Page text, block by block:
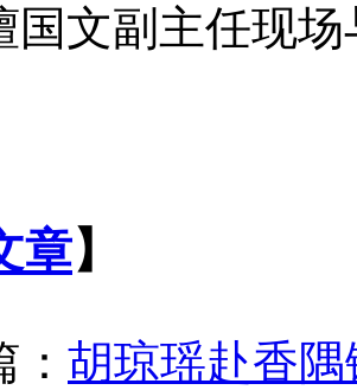
国文副主任现
章】
： 胡琼瑶赴香